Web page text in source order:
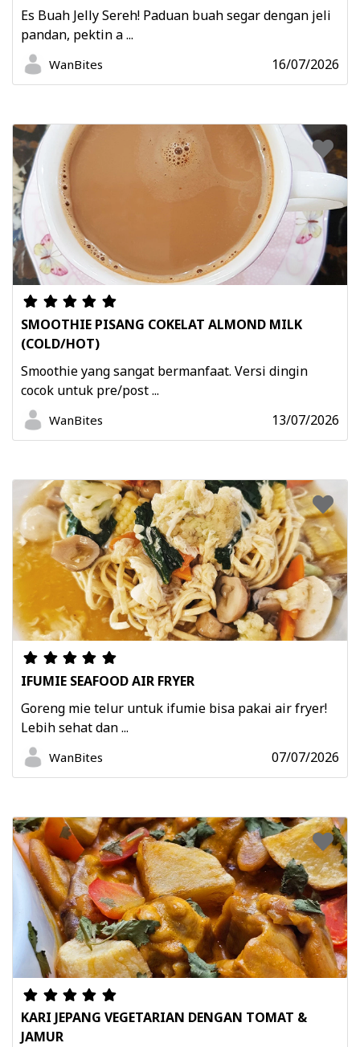
Es Buah Jelly Sereh! Paduan buah segar dengan jeli
pandan, pektin a ...
WanBites 16/07/2026
SMOOTHIE PISANG COKELAT ALMOND MILK
(COLD/HOT)
Smoothie yang sangat bermanfaat. Versi dingin
cocok untuk pre/post ...
WanBites 13/07/2026
IFUMIE SEAFOOD AIR FRYER
Goreng mie telur untuk ifumie bisa pakai air fryer!
Lebih sehat dan ...
WanBites 07/07/2026
KARI JEPANG VEGETARIAN DENGAN TOMAT &
JAMUR